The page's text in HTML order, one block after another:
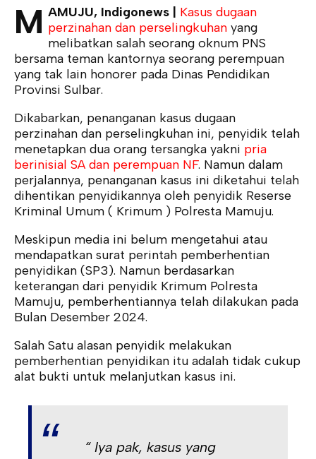
M AMUJU, Indigonews |
Kasus dugaan
perzinahan dan perselingkuhan yang
melibatkan salah seorang oknum PNS
bersama teman kantornya seorang perempuan
yang tak lain honorer pada Dinas Pendidikan
Provinsi Sulbar.
Dikabarkan, penanganan kasus dugaan
perzinahan dan perselingkuhan ini, penyidik telah
menetapkan dua orang tersangka yakni pria
berinisial SA dan perempuan NF. Namun dalam
perjalannya, penanganan kasus ini diketahui telah
dihentikan penyidikannya oleh penyidik Reserse
Kriminal Umum ( Krimum ) Polresta Mamuju.
Meskipun media ini belum mengetahui atau
mendapatkan surat perintah pemberhentian
penyidikan (SP3). Namun berdasarkan
keterangan dari penyidik Krimum Polresta
Mamuju, pemberhentiannya telah dilakukan pada
Bulan Desember 2024.
Salah Satu alasan penyidik melakukan
pemberhentian penyidikan itu adalah tidak cukup
alat bukti untuk melanjutkan kasus ini.
“ Iya pak, kasus yang